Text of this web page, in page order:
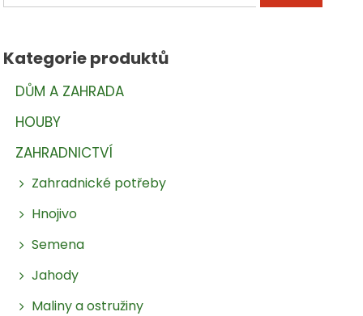
Kategorie produktů
DŮM A ZAHRADA
HOUBY
ZAHRADNICTVÍ
Zahradnické potřeby
Hnojivo
Semena
Jahody
Maliny a ostružiny